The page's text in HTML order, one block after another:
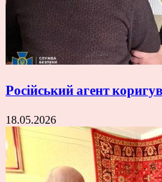
Російський агент
18.05.2026